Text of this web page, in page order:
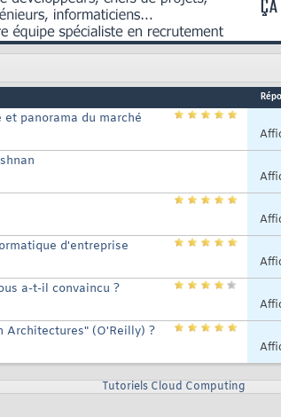
panorama du marché
d'entreprise
a-t-il convaincu ?
Architectures" (O'Reilly) ?
Tutoriels Cloud Computing